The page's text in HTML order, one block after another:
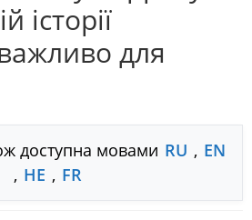
історії
для
доступна мовами RU , EN
, HE , FR